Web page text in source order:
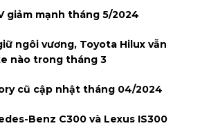
giảm mạnh tháng 5/2024
ngôi vương, Toyota Hilux vẫn
nào trong tháng 3
cũ cập nhật tháng 04/2024
Benz C300 và Lexus IS300